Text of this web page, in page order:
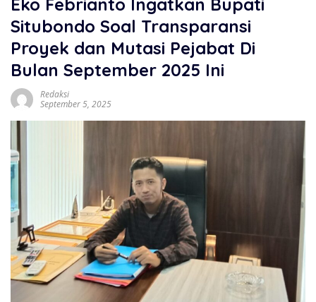
Eko Febrianto Ingatkan Bupati
Situbondo Soal Transparansi
Proyek dan Mutasi Pejabat Di
Bulan September 2025 Ini
Redaksi
September 5, 2025